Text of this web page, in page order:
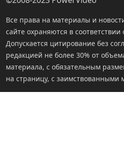
Все права на материалы и
сайте охраняются в соответствии
Допускается цитирование без
редакцией не более 30% от
материала, с обязательным
на страницу, с заимствованными